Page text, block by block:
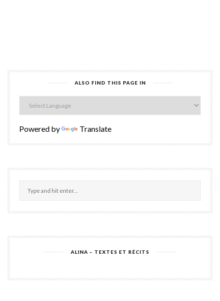
ALSO FIND THIS PAGE IN
Powered by Translate
ALINA – TEXTES ET RÉCITS